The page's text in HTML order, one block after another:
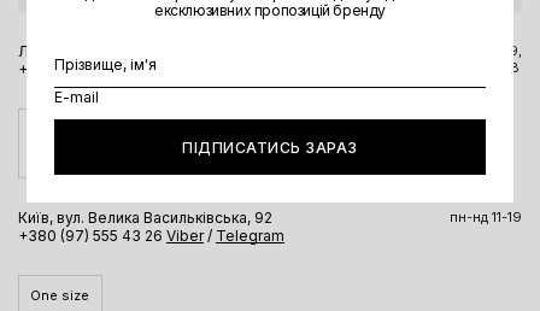
Львів, вул. Вороного, 5
+380 98 323 8304
пн-пт 11-19,
сб-нд 11-18
Київ, вул. Велика Васильківська, 92
+380 (97) 555 43 26 Viber / Telegram
пн-нд 11-19
One size
ексклюзивних пропозицій бренду
ПІДПИСАТИСЬ ЗАРАЗ